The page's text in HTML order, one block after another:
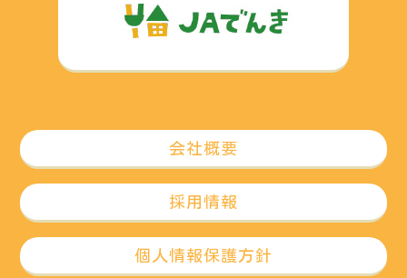
会社概要
採用情報
個人情報保護方針